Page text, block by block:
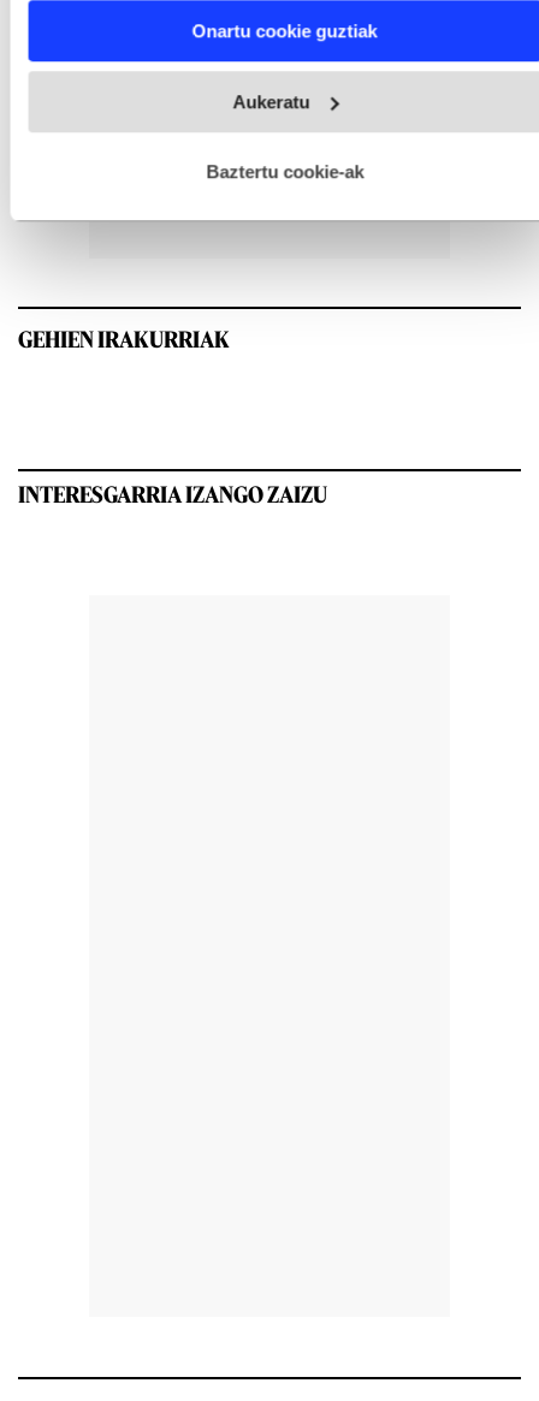
and set your preferences in thedetails section
fitxategiak erabiltzen ditu. Zure esperientzia eta zerbitzuak
esplizitua ematen diguzu.Gehiago irakurri
Onartu cookie guztiak
Aukeratu
Baztertu cookie-ak
GEHIEN IRAKURRIAK
INTERESGARRIA IZANGO ZAIZU